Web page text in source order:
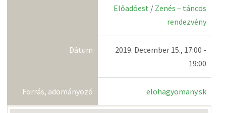
Előadóest / Zenés – táncos
rendezvény
Dátum
2019. December 15., 17:00 -
19:00
Forrás, adományozó elohagyomany.sk